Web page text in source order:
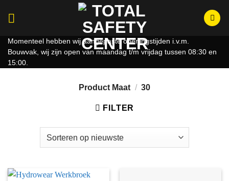
Momenteel hebben wij aangepaste openingstijden i.v.m.
Bouwvak, wij zijn open van maandag t/m vrijdag tussen 08:30 en
15:00.
Product Maat / 30
FILTER